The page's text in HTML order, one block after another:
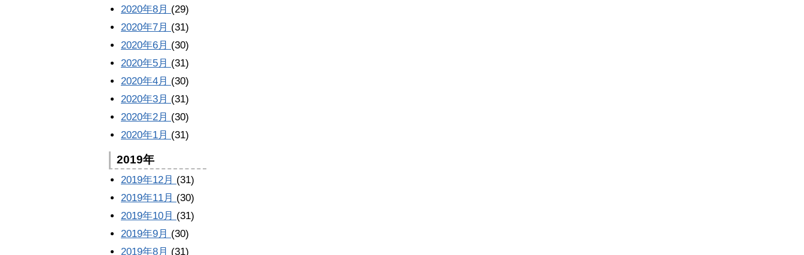
2020年8月 (29)
2020年7月 (31)
2020年6月 (30)
2020年5月 (31)
2020年4月 (30)
2020年3月 (31)
2020年2月 (30)
2020年1月 (31)
2019年
2019年12月 (31)
2019年11月 (30)
2019年10月 (31)
2019年9月 (30)
2019年8月 (31)